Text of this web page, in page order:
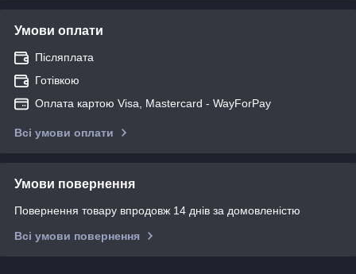
Умови оплати
Післяплата
Готівкою
Оплата картою Visa, Mastercard - WayForPay
Всі умови оплати
Умови повернення
Повернення товару впродовж 14 днів за домовленістю
Всі умови повернення